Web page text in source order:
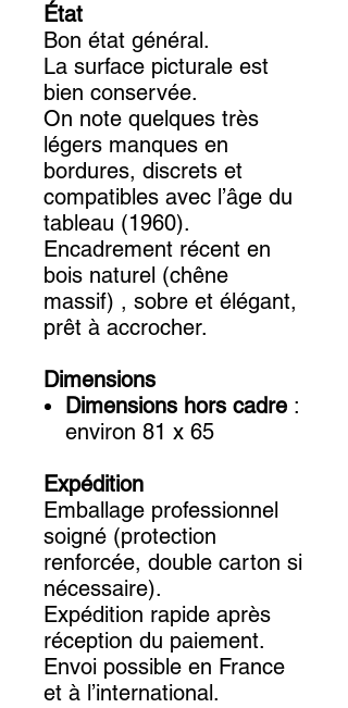
État
Bon état général.
La surface picturale est
bien conservée.
On note quelques très
légers manques en
bordures, discrets et
compatibles avec l’âge du
tableau (1960).
Encadrement récent en
bois naturel (chêne
massif) , sobre et élégant,
prêt à accrocher.
Dimensions
Dimensions hors cadre :
environ 81 x 65
Expédition
Emballage professionnel
soigné (protection
renforcée, double carton si
nécessaire).
Expédition rapide après
réception du paiement.
Envoi possible en France
et à l’international.